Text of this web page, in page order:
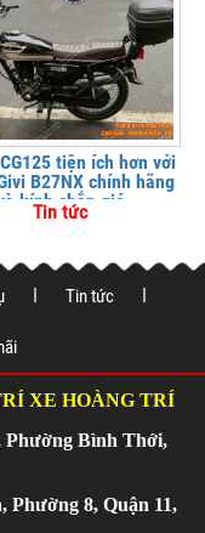
tiện ích hơn với
B27NX chính hãng
kính chắn gió
Tin tức
Tin tức
XE HOÀNG TRÍ
Phường Bình Thới,
Phường 8, Quận 11,